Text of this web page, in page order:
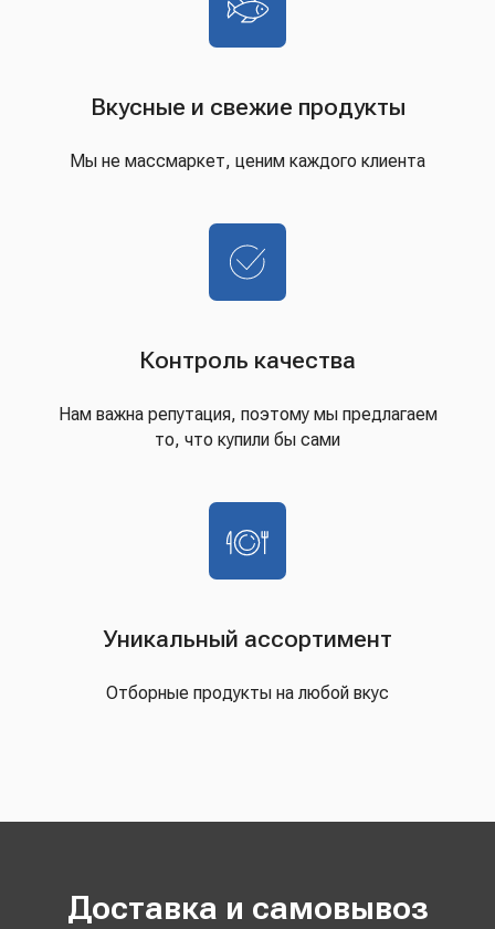
Вкусные и свежие продукты
Мы не массмаркет, ценим каждого клиента
Контроль качества
Нам важна репутация, поэтому мы предлагаем
то, что купили бы сами
Уникальный ассортимент
Отборные продукты на любой вкус
Доставка и самовывоз